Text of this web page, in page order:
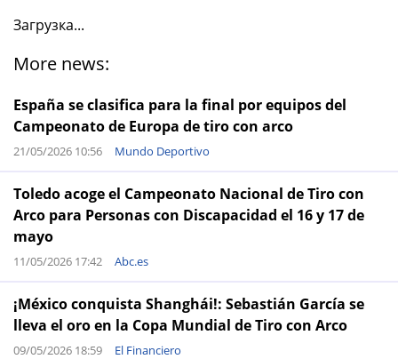
Загрузка...
More news:
España se clasifica para la final por equipos del
Campeonato de Europa de tiro con arco
21/05/2026 10:56 Mundo Deportivo
Toledo acoge el Campeonato Nacional de Tiro con
Arco para Personas con Discapacidad el 16 y 17 de
mayo
11/05/2026 17:42 Abc.es
¡México conquista Shanghái!: Sebastián García se
lleva el oro en la Copa Mundial de Tiro con Arco
09/05/2026 18:59 El Financiero